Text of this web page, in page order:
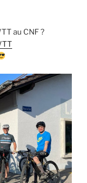
au CNF ?